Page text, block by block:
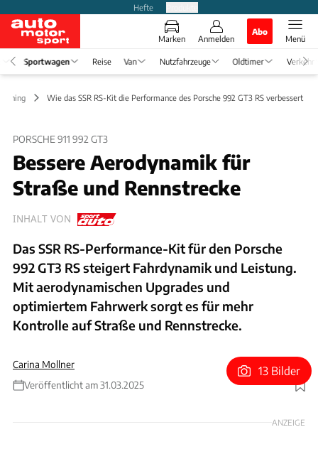
Hefte
Marken Anmelden
Abo
Menü
Sportwagen Reise Van Nutzfahrzeuge Oldtimer Verkehr
Tuning Wie das SSR RS-Kit die Performance des Porsche 992 GT3 RS verbessert
PORSCHE 911 992 GT3
Bessere Aerodynamik für
Straße und Rennstrecke
INHALT VON
Das SSR RS-Performance-Kit für den Porsche
992 GT3 RS steigert Fahrdynamik und Leistung.
Mit aerodynamischen Upgrades und
optimiertem Fahrwerk sorgt es für mehr
Kontrolle auf Straße und Rennstrecke.
Carina Mollner
Veröffentlicht am 31.03.2025
Foto: SSR Performance
13 Bilder
ANZEIGE